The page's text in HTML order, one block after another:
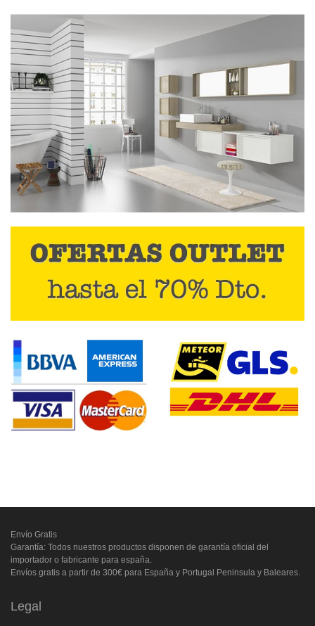
Envío Gratis
Garantía: Todos nuestros productos disponen de garantía oficial del
importador o fabricante para españa.
Envíos gratis a partir de 300€ para España y Portugal Peninsula y Baleares.
Legal